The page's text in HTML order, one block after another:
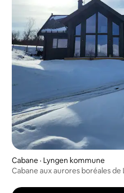
Cabane · Lyngen kommune
Cabane aux aurores boréales de